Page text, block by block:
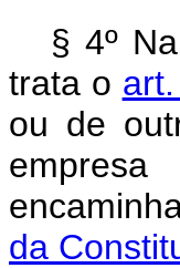
§ 4º
trata o
ou de
da